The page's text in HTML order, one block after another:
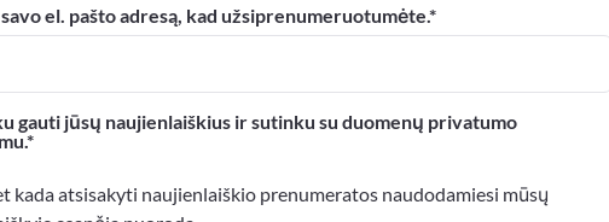
kontaktai >> pradėkite čia
Exportpages svetainėje.
>> publikuokite čia
el. pašto adresą, kad užsiprenumeruotumėte.
gauti jūsų naujienlaiškius ir sutinku su duomenų privatumo
kada atsisakyti naujienlaiškio prenumeratos naudodamiesi mūsų